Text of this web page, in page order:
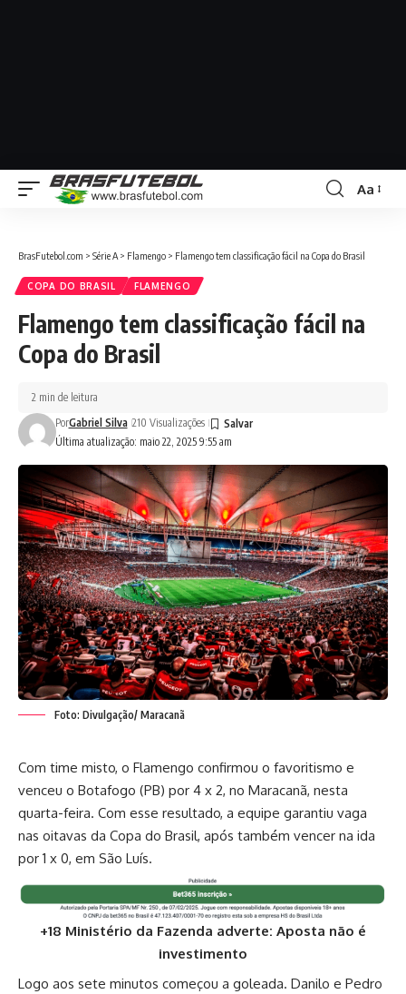
Aa
BrasFutebol.com > Série A > Flamengo > Flamengo tem classificação fácil na Copa do Brasil
COPA DO BRASIL FLAMENGO
Flamengo tem classificação fácil na
Copa do Brasil
Última atualização: maio 22, 2025 9:55 am
PorGabriel Silva 210 Visualizações
2 min de leitura
Foto: Divulgação/ Maracanã
Com time misto, o Flamengo confirmou o favoritismo e
venceu o Botafogo (PB) por 4 x 2, no Maracanã, nesta
quarta-feira. Com esse resultado, a equipe garantiu vaga
nas oitavas da Copa do Brasil, após também vencer na ida
por 1 x 0, em São Luís.
+18 Ministério da Fazenda adverte: Aposta não é
investimento
Logo aos sete minutos começou a goleada. Danilo e Pedro